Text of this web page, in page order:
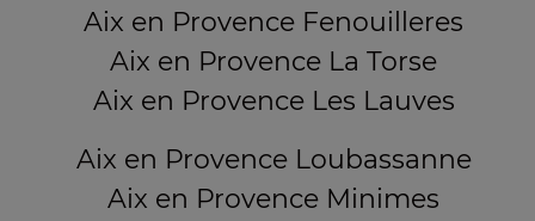
Aix en Provence Fenouilleres
Aix en Provence La Torse
Aix en Provence Les Lauves
Aix en Provence Loubassanne
Aix en Provence Minimes